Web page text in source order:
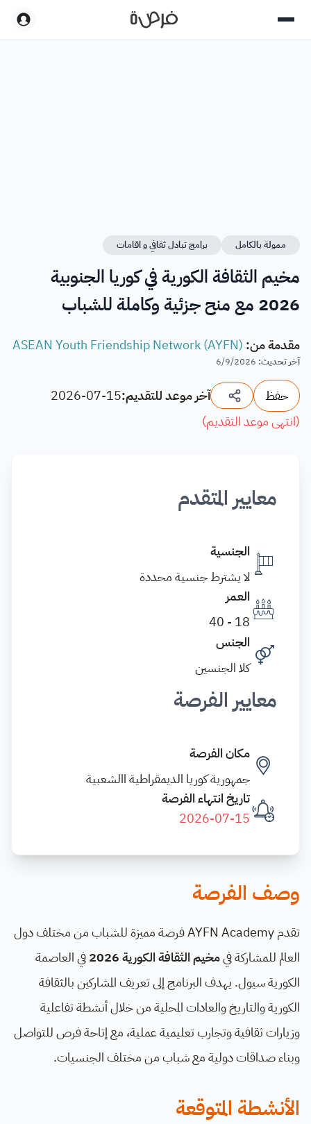
ممولة بالكامل برامج تبادل ثقافي و اقامات
مخيم الثقافة الكورية في كوريا الجنوبية
2026 مع منح جزئية وكاملة للشباب
مقدمة من:
ASEAN Youth Friendship Network (AYFN)
آخر تحديث:
6/9/2026
حفظ آخر موعد للتقديم:2026-07-15
(انتهى موعد التقديم)
معايير المتقدم
الجنسية
لا يشترط جنسية محددة
العمر
18 - 40
الجنس
كلا الجنسين
معايير الفرصة
مكان الفرصة
جمهورية كوريا الديمقراطية االشعبية
تاريخ انتهاء الفرصة
2026-07-15
وصف الفرصة
تقدم AYFN Academy فرصة مميزة للشباب من مختلف دول
العالم للمشاركة فيمخيم الثقافة الكورية 2026
في العاصمة
الكورية سيول. يهدف البرنامج إلى تعريف المشاركين بالثقافة
الكورية والتاريخ والعادات المحلية من خلال أنشطة تفاعلية
وزيارات ثقافية وتجارب تعليمية عملية، مع إتاحة فرص للتواصل
وبناء صداقات دولية مع شباب من مختلف الجنسيات.
الأنشطة المتوقعة